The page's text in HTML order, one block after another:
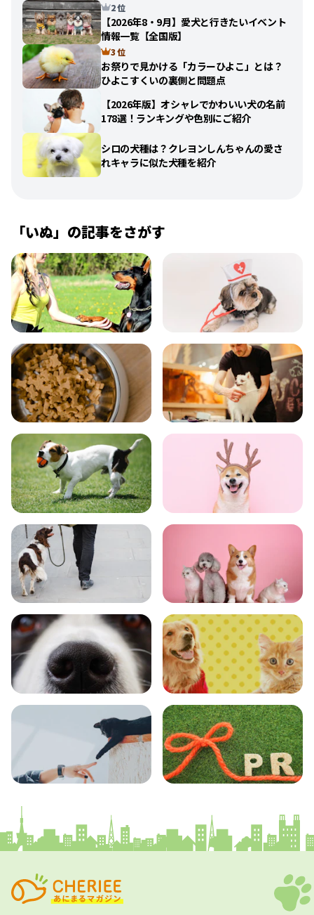
2 位
【2026年8・9月】愛犬と行きたいイベント
情報一覧【全国版】
3 位
お祭りで見かける「カラーひよこ」とは？
ひよこすくいの裏側と問題点
【2026年版】オシャレでかわいい犬の名前
178選！ランキングや色別にご紹介
シロの犬種は？クレヨンしんちゃんの愛さ
れキャラに似た犬種を紹介
「いぬ」の記事をさがす
飼い方 健康
食事 お手入れ
トレーニング グッズ
おでかけ 図鑑
エンタメ クイズ